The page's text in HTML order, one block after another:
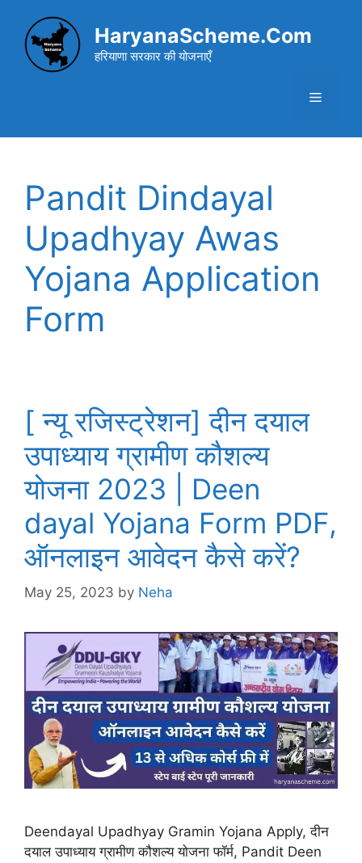
content
HaryanaScheme.Com
हरियाणा सरकार की योजनाएँ
Menu
Pandit Dindayal
Upadhyay Awas
Yojana Application
Form
[ न्यू रजिस्ट्रेशन] दीन दयाल
उपाध्याय ग्रामीण कौशल्य
योजना 2023 | Deen
dayal Yojana Form PDF,
ऑनलाइन आवेदन कैसे करें?
May 25, 2023 by Neha
Deendayal Upadhyay Gramin Yojana Apply, दीन
दयाल उपाध्याय ग्रामीण कौशल्य योजना फॉर्म, Pandit Deen